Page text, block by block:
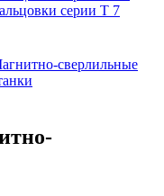
серии Т 7
сверлильные